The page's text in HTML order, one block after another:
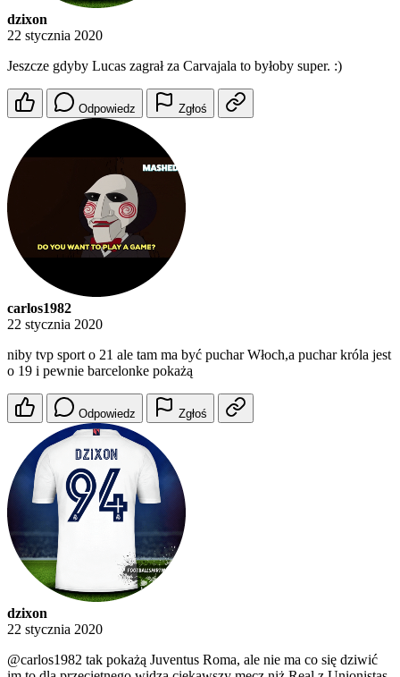
dzixon
22 stycznia 2020
Jeszcze gdyby Lucas zagrał za Carvajala to byłoby super. :)
Odpowiedz Zgłoś
carlos1982
22 stycznia 2020
niby tvp sport o 21 ale tam ma być puchar Włoch,a puchar króla jest
o 19 i pewnie barcelonke pokażą
Odpowiedz Zgłoś
dzixon
22 stycznia 2020
@carlos1982 tak pokażą Juventus Roma, ale nie ma co się dziwić